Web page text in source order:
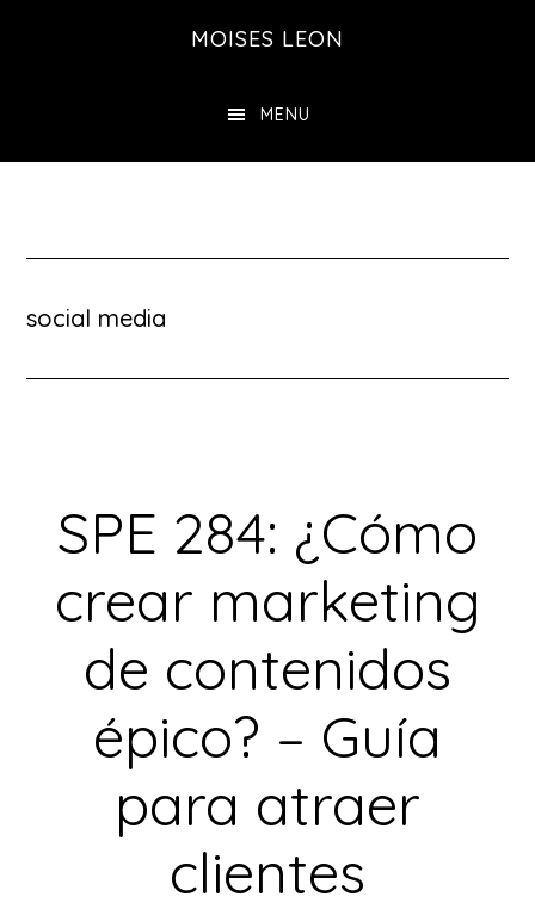
MOISES LEON
MENU
social media
SPE 284: ¿Cómo
crear marketing
de contenidos
épico? – Guía
para atraer
clientes